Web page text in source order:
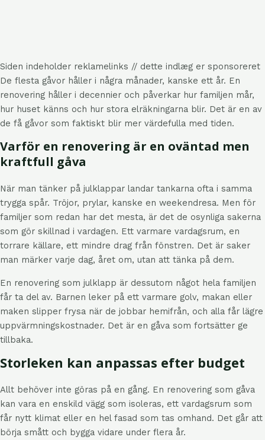
Siden indeholder reklamelinks // dette indlæg er sponsoreret
De flesta gåvor håller i några månader, kanske ett år. En
renovering håller i decennier och påverkar hur familjen mår,
hur huset känns och hur stora elräkningarna blir. Det är en av
de få gåvor som faktiskt blir mer värdefulla med tiden.
Varför en renovering är en oväntad men
kraftfull gåva
När man tänker på julklappar landar tankarna ofta i samma
trygga spår. Tröjor, prylar, kanske en weekendresa. Men för
familjer som redan har det mesta, är det de osynliga sakerna
som gör skillnad i vardagen. Ett varmare vardagsrum, en
torrare källare, ett mindre drag från fönstren. Det är saker
man märker varje dag, året om, utan att tänka på dem.
En renovering som julklapp är dessutom något hela familjen
får ta del av. Barnen leker på ett varmare golv, makan eller
maken slipper frysa när de jobbar hemifrån, och alla får lägre
uppvärmningskostnader. Det är en gåva som fortsätter ge
tillbaka.
Storleken kan anpassas efter budget
Allt behöver inte göras på en gång. En renovering som gåva
kan vara en enskild vägg som isoleras, ett vardagsrum som
får nytt klimat eller en hel fasad som tas omhand. Det går att
börja smått och bygga vidare under flera år.